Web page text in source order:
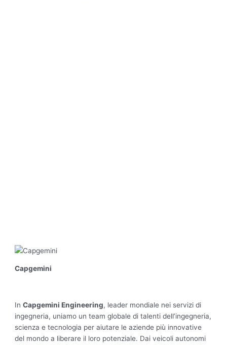
Capgemini
InCapgemini Engineering, leader mondiale nei servizi di
ingegneria, uniamo un team globale di talenti dell’ingegneria,
scienza e tecnologia per aiutare le aziende più innovative
del mondo a liberare il loro potenziale. Dai veicoli autonomi